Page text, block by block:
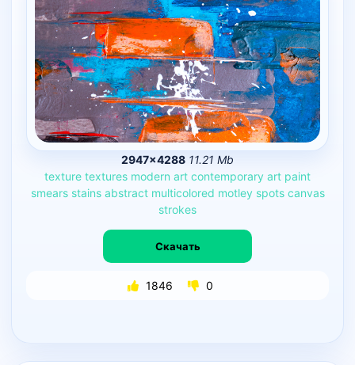
2947×4288 11.21 Mb
texture textures modern art contemporary art paint
smears stains abstract multicolored motley spots canvas
strokes
Скачать
1846 0